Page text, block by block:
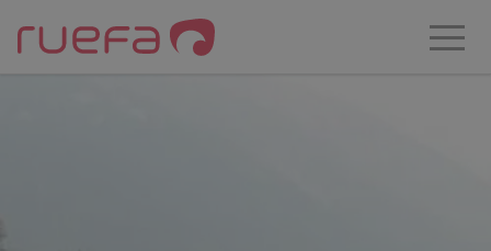
Zum Hauptinhalt springen